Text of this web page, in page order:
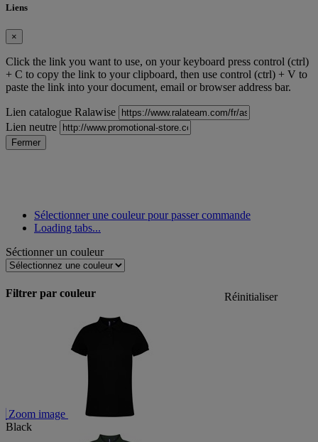
Liens
×
Click the link you want to use, on your keyboard press control (ctrl)
+ C to copy the link to your clipboard, then use control (ctrl) + V to
paste the link into your document, email or browser address bar.
Lien catalogue Ralawise
Lien neutre
Fermer
Sélectionner une couleur pour passer commande
Loading tabs...
Séctionner un couleur
Filtrer par couleur Réinitialiser
Zoom image
Black